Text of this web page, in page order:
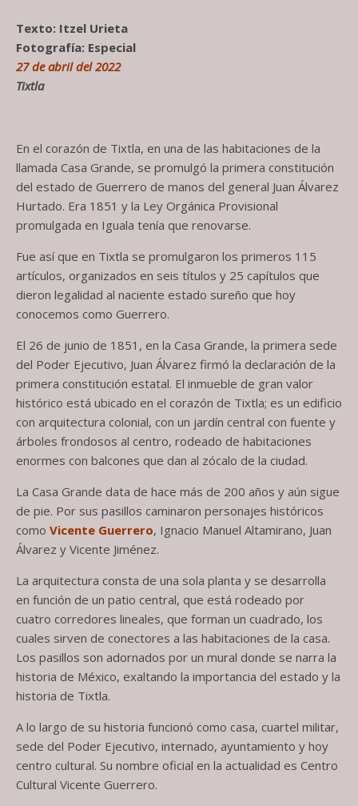
Texto: Itzel Urieta
Fotografía: Especial
27 de abril del 2022
Tixtla
En el corazón de Tixtla, en una de las habitaciones de la
llamada Casa Grande, se promulgó la primera constitución
del estado de Guerrero de manos del general Juan Álvarez
Hurtado. Era 1851 y la Ley Orgánica Provisional
promulgada en Iguala tenía que renovarse.
Fue así que en Tixtla se promulgaron los primeros 115
artículos, organizados en seis títulos y 25 capítulos que
dieron legalidad al naciente estado sureño que hoy
conocemos como Guerrero.
El 26 de junio de 1851, en la Casa Grande, la primera sede
del Poder Ejecutivo, Juan Álvarez firmó la declaración de la
primera constitución estatal. El inmueble de gran valor
histórico está ubicado en el corazón de Tixtla; es un edificio
con arquitectura colonial, con un jardín central con fuente y
árboles frondosos al centro, rodeado de habitaciones
enormes con balcones que dan al zócalo de la ciudad.
La Casa Grande data de hace más de 200 años y aún sigue
de pie. Por sus pasillos caminaron personajes históricos
como Vicente Guerrero, Ignacio Manuel Altamirano, Juan
Álvarez y Vicente Jiménez.
La arquitectura consta de una sola planta y se desarrolla
en función de un patio central, que está rodeado por
cuatro corredores lineales, que forman un cuadrado, los
cuales sirven de conectores a las habitaciones de la casa.
Los pasillos son adornados por un mural donde se narra la
historia de México, exaltando la importancia del estado y la
historia de Tixtla.
A lo largo de su historia funcionó como casa, cuartel militar,
sede del Poder Ejecutivo, internado, ayuntamiento y hoy
centro cultural. Su nombre oficial en la actualidad es Centro
Cultural Vicente Guerrero.